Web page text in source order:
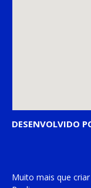
DESENVOLVIDO
Muito mais que